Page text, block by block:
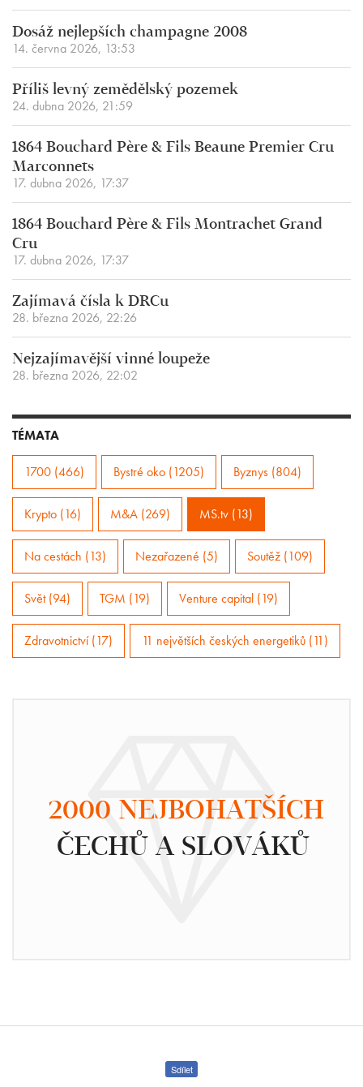
Dosáž nejlepších champagne 2008
14. června 2026, 13:53
Příliš levný zemědělský pozemek
24. dubna 2026, 21:59
1864 Bouchard Père & Fils Beaune Premier Cru
Marconnets
17. dubna 2026, 17:37
1864 Bouchard Père & Fils Montrachet Grand
Cru
17. dubna 2026, 17:37
Zajímavá čísla k DRCu
28. března 2026, 22:26
Nejzajímavější vinné loupeže
28. března 2026, 22:02
TÉMATA
1700 (466) Bystré oko (1205) Byznys (804)
Krypto (16) M&A (269) MS.tv (13)
Na cestách (13) Nezařazené (5) Soutěž (109)
Svět (94) TGM (19) Venture capital (19)
Zdravotnictví (17) 11 největších českých energetiků (11)
2000 NEJBOHATŠÍCH
ČECHŮ A SLOVÁKŮ
Sdílet